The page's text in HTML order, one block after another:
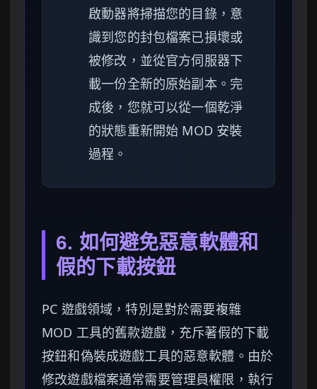
啟動器將掃描您的目錄，意
識到您的封包檔案已損壞或
被修改，並從官方伺服器下
載一份全新的原始副本。完
成後，您就可以從一個乾淨
的狀態重新開始 MOD 安裝
過程。
6. 如何避免惡意軟體和
假的下載按鈕
PC 遊戲領域，特別是對於需要複雜
MOD 工具的舊款遊戲，充斥著假的下載
按鈕和偽裝成遊戲工具的惡意軟體。由於
修改遊戲檔案通常需要管理員權限，執行